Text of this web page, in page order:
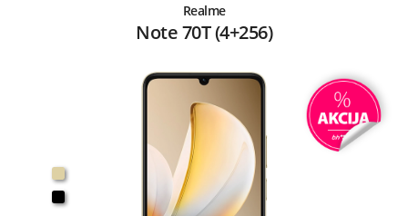
Realme
Note 70T (4+256)